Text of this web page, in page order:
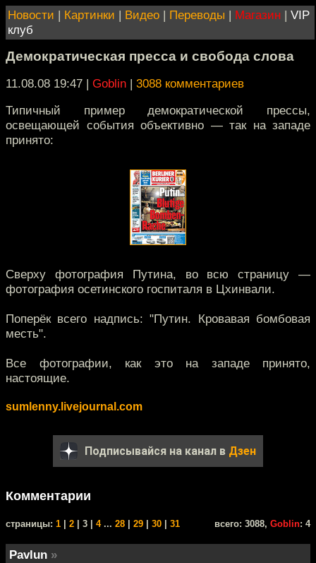
Новости | Картинки | Видео | Переводы | Магазин | VIP
клуб
Демократическая пресса и свобода слова
11.08.08 19:47 | Goblin | 3088 комментариев
Типичный пример демократической прессы,
освещающей события объективно — так на западе
принято:
Сверху фотография Путина, во всю страницу —
фотография осетинского госпиталя в Цхинвали.
Поперёк всего надпись: "Путин. Кровавая бомбовая
месть".
Все фотографии, как это на западе принято,
настоящие.
sumlenny.livejournal.com
Подписывайся на канал в Дзен
Комментарии
cтраницы: 1 2 | 3 | 4... 28 29 30 31 всего: 3088, Goblin: 4
Pavlun »